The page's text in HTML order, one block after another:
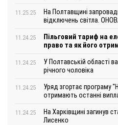
11.25.25
На Полтавщині
відключень світла.
11.24.25
Пільговий тариф на
право та як його
11.24.25
У Полтавській області
річного чоловіка
11.24.25
Уряд згортає програму
отримають останні
11.24.25
На Харківщині загинув
Лисенко